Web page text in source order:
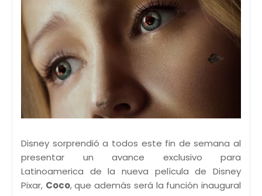
Disney sorprendió a todos este fin de semana al
presentar un avance exclusivo para
Latinoamerica de la nueva película de Disney
Pixar, Coco, que además será la función inaugural